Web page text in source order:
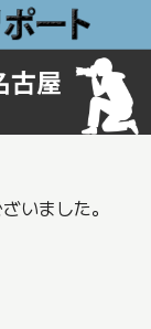
いました。